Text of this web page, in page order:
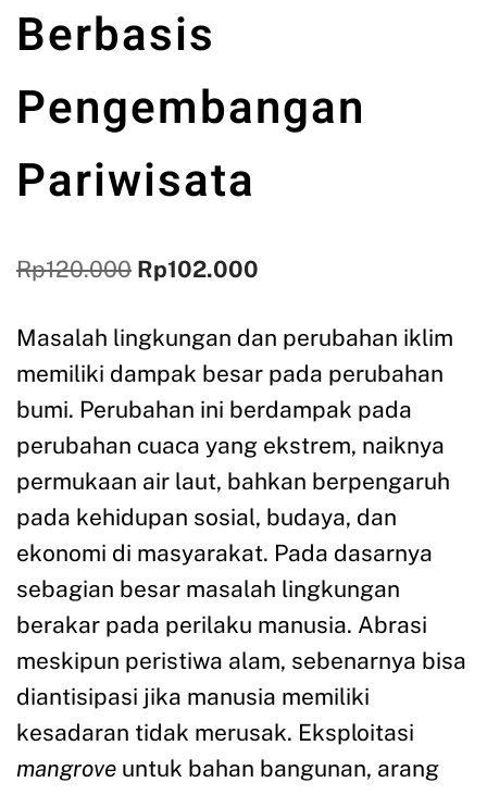
Berbasis
Pengembangan
Pariwisata
Rp120.000 Rp102.000
Masalah lingkungan dan perubahan iklim
memiliki dampak besar pada perubahan
bumi. Perubahan ini berdampak pada
perubahan cuaca yang ekstrem, naiknya
permukaan air laut, bahkan berpengaruh
pada kehidupan sosial, budaya, dan
ekonomi di masyarakat. Pada dasarnya
sebagian besar masalah lingkungan
berakar pada perilaku manusia. Abrasi
meskipun peristiwa alam, sebenarnya bisa
diantisipasi jika manusia memiliki
kesadaran tidak merusak. Eksploitasi
mangrove untuk bahan bangunan, arang